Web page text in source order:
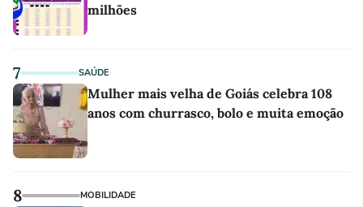
milhões
7 SAÚDE
Mulher mais velha de Goiás celebra 108
anos com churrasco, bolo e muita emoção
8 MOBILIDADE